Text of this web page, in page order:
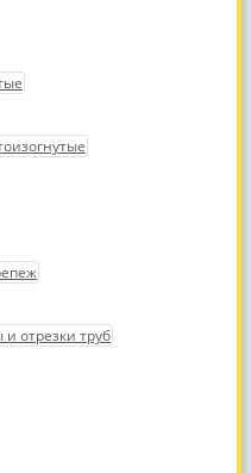
отрезки труб